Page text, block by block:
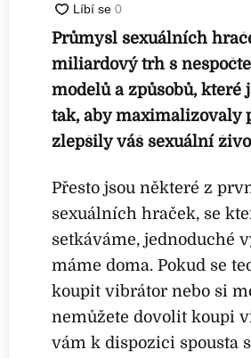
Průmysl sexuálních
miliardový trh s
modelů a způsobů, které
tak, aby maximalizovaly
zlepšily váš sexuální
Přesto jsou některé z
sexuálních hraček, se
setkáváme, jednoduché
máme doma. Pokud se
koupit vibrátor nebo si
nemůžete dovolit koupi
vám k dispozici spousta